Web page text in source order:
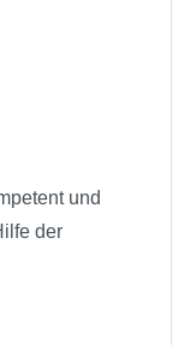
und
der